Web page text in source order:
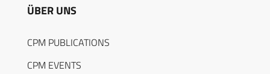
ÜBER UNS
CPM PUBLICATIONS
CPM EVENTS